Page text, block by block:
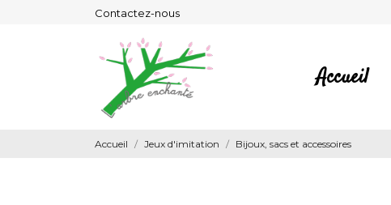
Contactez-nous
Accueil
Accueil Jeux d'imitation Bijoux, sacs et accessoires